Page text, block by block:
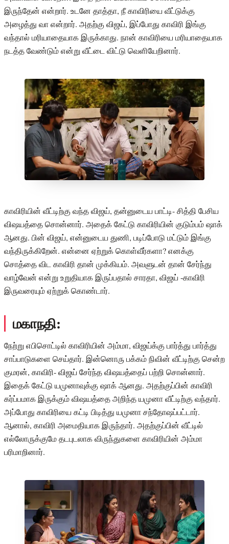
இருந்தேன் என்றார். உடனே தாத்தா, நீ காவிரியை வீட்டுக்கு
அழைத்து வா என்றார். அதற்கு விஜய், இப்போது காவிரி இங்கு
வந்தால் மரியாதையாக இருக்காது. நான் காவிரியை மரியாதையாக
நடத்த வேண்டும் என்று வீட்டை விட்டு வெளியேறினார்.
காவிரியின் வீட்டிற்கு வந்த விஜய், தன்னுடைய பாட்டி- சித்தி பேசிய
விஷயத்தை சொன்னார். அதைக் கேட்டு காவிரியின் குடும்பம் ஷாக்
ஆனது. பின் விஜய், என்னுடைய துணி, படிப்போடு மட்டும் இங்கு
வந்திருக்கிறேன். என்னை ஏற்றுக் கொள்வீர்களா? எனக்கு
சொத்தை விட காவிரி தான் முக்கியம். அவளுடன் தான் சேர்ந்து
வாழ்வேன் என்று உறுதியாக இருப்பதால் சாரதா, விஜய் -காவிரி
இருவரையும் ஏற்றுக் கொண்டார்.
மகாநதி:
நேற்று எபிசொட்டில் காவிரியின் அம்மா, விஜய்க்கு பார்த்து பார்த்து
சாப்பாடுகளை செய்தார். இன்னொரு பக்கம் நிவின் வீட்டிற்கு சென்ற
குமரன், காவிரி- விஜய் சேர்ந்த விஷயத்தைப் பற்றி சொன்னார்.
இதைக் கேட்டு யமுனாவுக்கு ஷாக் ஆனது. அதற்குப்பின் காவிரி
கர்ப்பமாக இருக்கும் விஷயத்தை அறிந்த யமுனா வீட்டிற்கு வந்தார்.
அப்போது காவிரியை கட்டி பிடித்து யமுனா சந்தோஷப்பட்டார்.
ஆனால், காவிரி அமைதியாக இருந்தார். அதற்குப்பின் வீட்டில்
எல்லோருக்குமே தடபுடலாக விருந்துகளை காவிரியின் அம்மா
பரிமாறினார்.